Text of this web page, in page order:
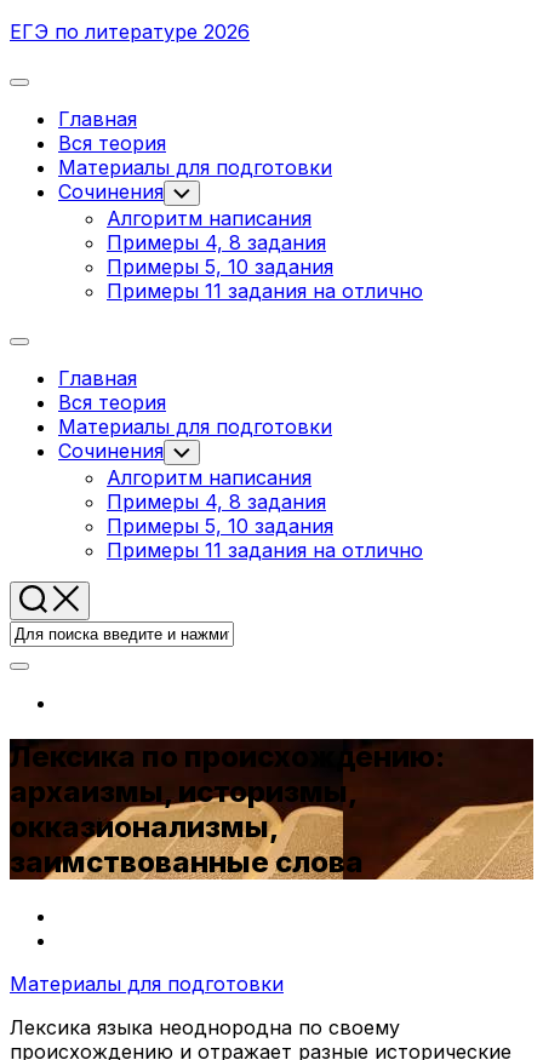
Перейти
содержанию
ЕГЭ по литературе 2026
Развернуть
Главная
Вся теория
Родительская
текущая
страница
Материалы для подготовки
Сочинения Переключатель
дочернего
меню
Алгоритм написания
Примеры 4, 8 задания
Примеры 5, 10 задания
Примеры 11 задания на отлично
Развернуть
Главная
Вся теория
Родительская
текущая
страница
Материалы для подготовки
Сочинения Переключатель
дочернего
меню
Алгоритм написания
Примеры 4, 8 задания
Примеры 5, 10 задания
Примеры 11 задания на отлично
Лексика по происхождению:
архаизмы, историзмы,
окказионализмы,
заимствованные слова
Материалы для подготовки
Лексика языка неоднородна по своему
происхождению и отражает разные исторические